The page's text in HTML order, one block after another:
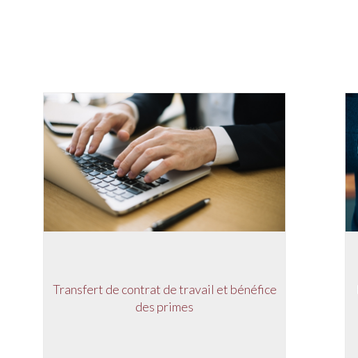
Transfert de contrat de travail et bénéfice
des primes